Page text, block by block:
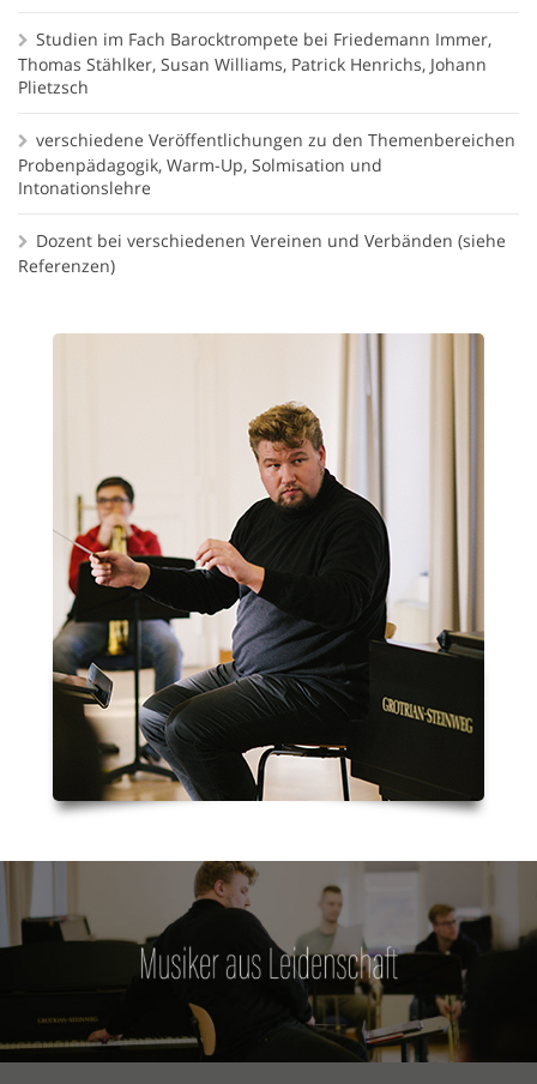
Studien im Fach Barocktrompete bei Friedemann Immer,
Thomas Stählker, Susan Williams, Patrick Henrichs, Johann
Plietzsch
verschiedene Veröffentlichungen zu den Themenbereichen
Probenpädagogik, Warm-Up, Solmisation und
Intonationslehre
Dozent bei verschiedenen Vereinen und Verbänden (siehe
Referenzen)